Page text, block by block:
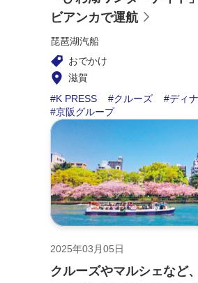
ビアンカで運航
琵琶湖汽船
おでかけ
滋賀
K PRESS
クルーズ
ディ
京阪グループ
2025年03月05日
クルーズやマルシェなど